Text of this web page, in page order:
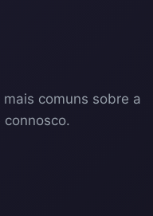
comuns sobre a
connosco.